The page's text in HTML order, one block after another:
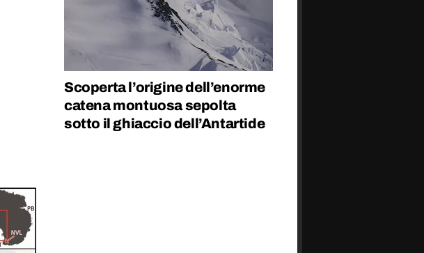
Scoperta l’origine dell’enorme
catena montuosa sepolta
sotto il ghiaccio dell’Antartide